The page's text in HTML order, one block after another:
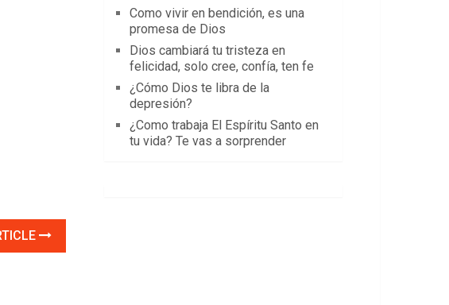
Como vivir en bendición, es una
promesa de Dios
Dios cambiará tu tristeza en
felicidad, solo cree, confía, ten fe
¿Cómo Dios te libra de la
depresión?
¿Como trabaja El Espíritu Santo en
tu vida? Te vas a sorprender